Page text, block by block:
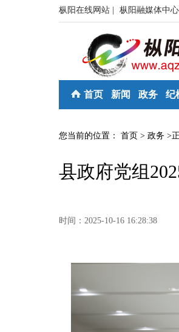
枞阳在线网站 | 枞阳融媒体中心
首页 新闻 政务 纪
您当前的位置： 首页 > 政务 >
县政府党组
时间：2025-10-16 16:28:38